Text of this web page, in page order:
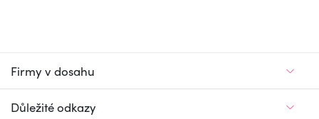
Firmy v dosahu
Důležité odkazy